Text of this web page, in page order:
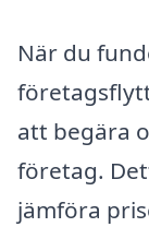
När du
att begära
företag.
jämföra